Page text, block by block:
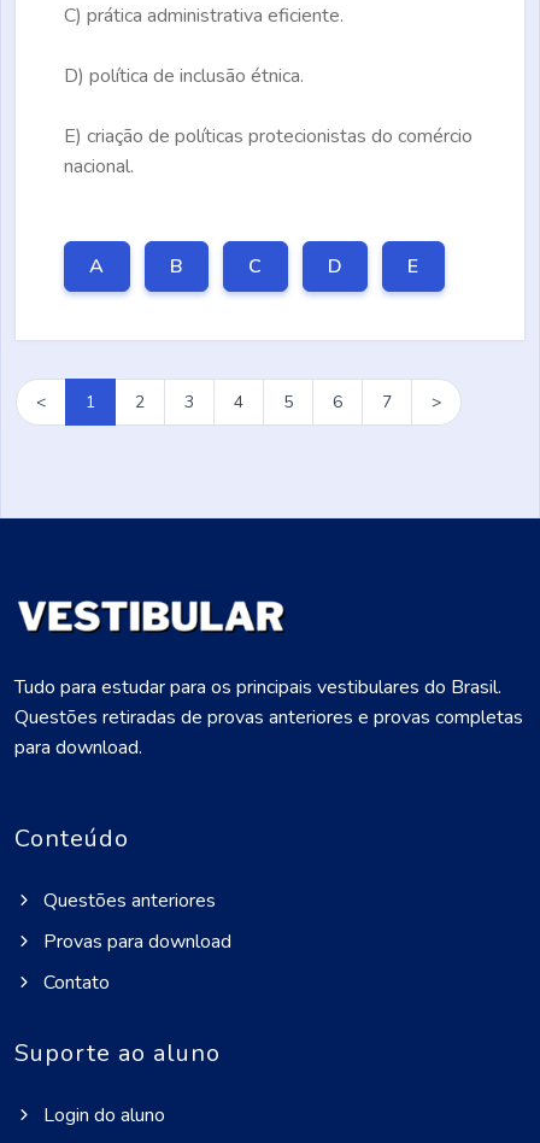
C) prática administrativa eficiente.
D) política de inclusão étnica.
E) criação de políticas protecionistas do comércio
nacional.
A B C D E
< 1 2 3 4 5 6 7 >
Tudo para estudar para os principais vestibulares do Brasil.
Questões retiradas de provas anteriores e provas completas
para download.
Conteúdo
Questões anteriores
Provas para download
Contato
Suporte ao aluno
Login do aluno